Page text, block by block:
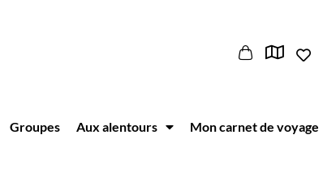
Groupes Aux alentours Mon carnet de voyage